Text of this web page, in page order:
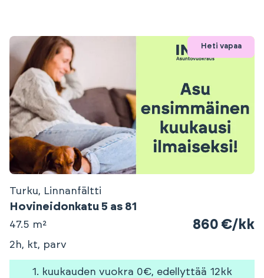
Heti vapaa
Turku, Linnanfältti
Hovineidonkatu 5 as 81
47.5 m² 860 €/kk
2h, kt, parv
1. kuukauden vuokra 0€, edellyttää 12kk